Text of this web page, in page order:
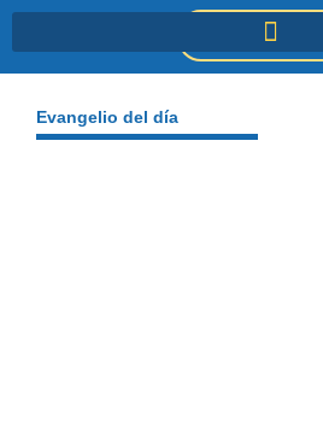
DONACIONES
Evangelio del día